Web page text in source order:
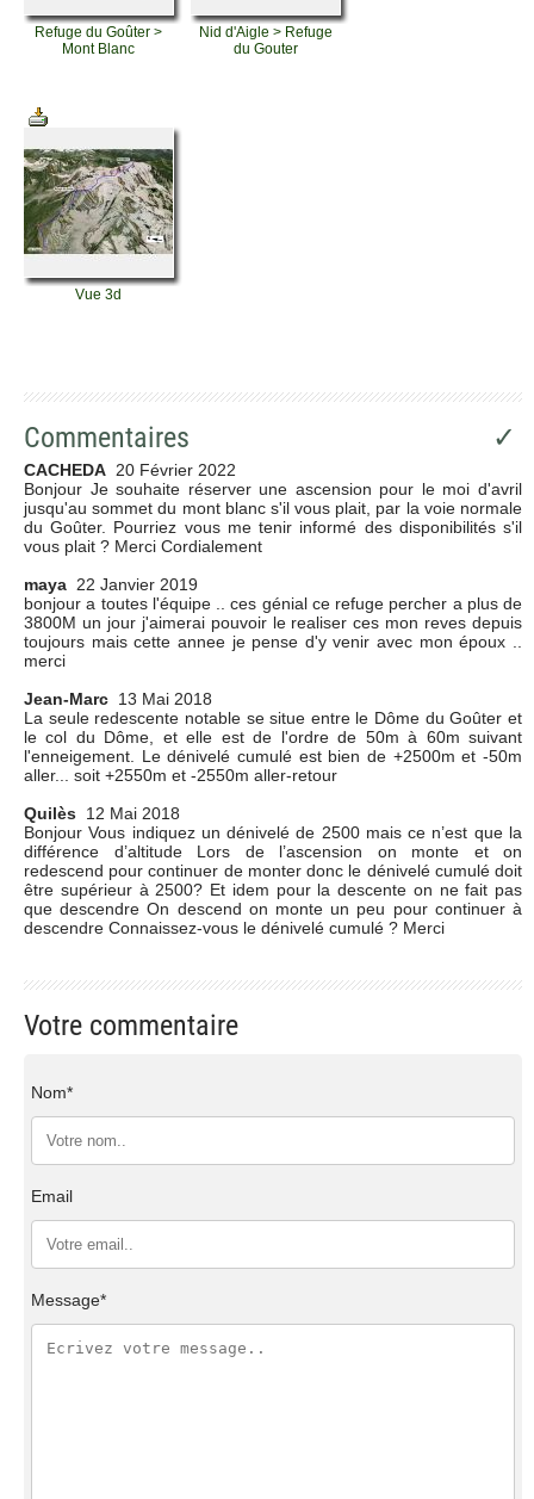
Refuge du Goûter >
Mont Blanc
Nid d'Aigle > Refuge
du Gouter
Vue 3d
Commentaires ✓
CACHEDA 20 Février 2022
Bonjour Je souhaite réserver une ascension pour le moi d'avril
jusqu'au sommet du mont blanc s'il vous plait, par la voie normale
du Goûter. Pourriez vous me tenir informé des disponibilités s'il
vous plait ? Merci Cordialement
maya 22 Janvier 2019
bonjour a toutes l'équipe .. ces génial ce refuge percher a plus de
3800M un jour j'aimerai pouvoir le realiser ces mon reves depuis
toujours mais cette annee je pense d'y venir avec mon époux ..
merci
Jean-Marc 13 Mai 2018
La seule redescente notable se situe entre le Dôme du Goûter et
le col du Dôme, et elle est de l'ordre de 50m à 60m suivant
l'enneigement. Le dénivelé cumulé est bien de +2500m et -50m
aller... soit +2550m et -2550m aller-retour
Quilès 12 Mai 2018
Bonjour Vous indiquez un dénivelé de 2500 mais ce n’est que la
différence d’altitude Lors de l’ascension on monte et on
redescend pour continuer de monter donc le dénivelé cumulé doit
être supérieur à 2500? Et idem pour la descente on ne fait pas
que descendre On descend on monte un peu pour continuer à
descendre Connaissez-vous le dénivelé cumulé ? Merci
Votre commentaire
Nom*
Email
Message*